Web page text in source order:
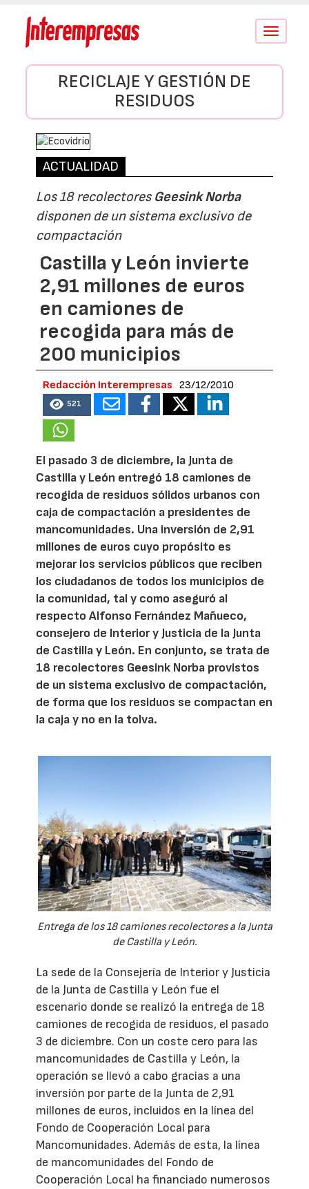
Conmutar
RECICLAJE Y GESTIÓN DE
RESIDUOS
ACTUALIDAD
Los 18 recolectores Geesink Norba
disponen de un sistema exclusivo de
compactación
Castilla y León invierte
2,91 millones de euros
en camiones de
recogida para más de
200 municipios
Redacción Interempresas 23/12/2010
521
El pasado 3 de diciembre, la Junta de
Castilla y León entregó 18 camiones de
recogida de residuos sólidos urbanos con
caja de compactación a presidentes de
mancomunidades. Una inversión de 2,91
millones de euros cuyo propósito es
mejorar los servicios públicos que reciben
los ciudadanos de todos los municipios de
la comunidad, tal y como aseguró al
respecto Alfonso Fernández Mañueco,
consejero de Interior y Justicia de la Junta
de Castilla y León. En conjunto, se trata de
18 recolectores Geesink Norba provistos
de un sistema exclusivo de compactación,
de forma que los residuos se compactan en
la caja y no en la tolva.
Entrega de los 18 camiones recolectores a la Junta
de Castilla y León.
La sede de la Consejería de Interior y Justicia
de la Junta de Castilla y León fue el
escenario donde se realizó la entrega de 18
camiones de recogida de residuos, el pasado
3 de diciembre. Con un coste cero para las
mancomunidades de Castilla y León, la
operación se llevó a cabo gracias a una
inversión por parte de la Junta de 2,91
millones de euros, incluidos en la línea del
Fondo de Cooperación Local para
Mancomunidades. Además de esta, la línea
de mancomunidades del Fondo de
Cooperación Local ha financiado numerosos